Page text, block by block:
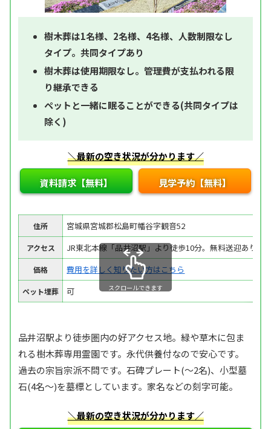
樹木葬は1名様、2名様、4名様、人数制限なし
タイプ。共同タイプあり
樹木葬は使用期限なし。管理費が支払われる限
り継承できる
ペットと一緒に眠ることができる(共同タイプは
除く)
＼最新の空き状況が分かります／
資料請求【無料】 見学予約【無料】
住所 宮城県宮城郡松島町幡谷字観音52
アクセス JR東北本線「品井沼駅」より徒歩10分。無料送迎あり
価格 費用を詳しく知りたい方はこちら
ペット埋葬 可 スクロールできます
品井沼駅より徒歩圏内の好アクセス地。緑や草木に包ま
れる樹木葬専用霊園です。永代供養付なので安心です。
過去の宗旨宗派不問です。石碑プレート(～2名)、小型墓
石(4名～)を墓標としています。家名などの刻字可能。
＼最新の空き状況が分かります／